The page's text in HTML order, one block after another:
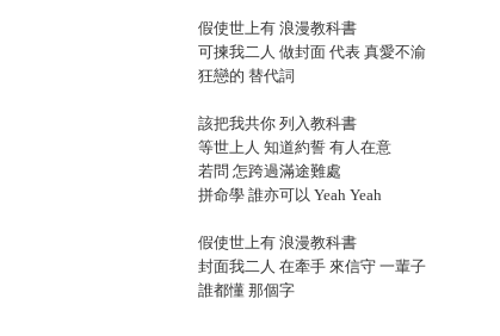
假使世上有 浪漫教科書
可揀我二人 做封面 代表 真愛不渝
狂戀的 替代詞
該把我共你 列入教科書
等世上人 知道約誓 有人在意
若問 怎跨過滿途難處
拼命學 誰亦可以 Yeah Yeah
假使世上有 浪漫教科書
封面我二人 在牽手 來信守 一輩子
誰都懂 那個字